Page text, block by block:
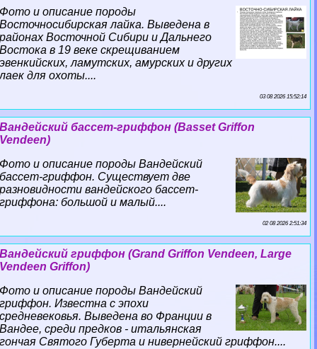
Фото и описание породы
Восточносибирская лайка. Выведена в
районах Восточной Сибири и Дальнего
Востока в 19 веке скрещиванием
эвенкийских, ламутских, амурских и других
лаек для охоты....
03 08 2026 15:52:14
Вандейский бассет-гриффон (Basset Griffon
Vendeen)
Фото и описание породы Вандейский
бассет-гриффон. Существует две
разновидности вандейского бассет-
гриффона: большой и малый....
02 08 2026 2:51:34
Вандейский гриффон (Grand Griffon Vendeen, Large
Vendeen Griffon)
Фото и описание породы Вандейский
гриффон. Известна с эпохи
средневековья. Выведена во Франции в
Вандее, среди предков - итальянская
гончая Святого Губерта и нивернейский гриффон....